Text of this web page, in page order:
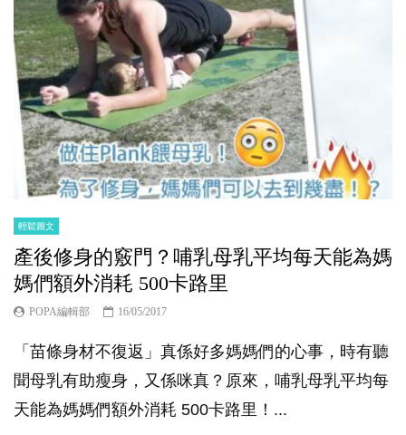
輕鬆圖文
產後修身的竅門？哺乳母乳平均每天能為媽
媽們額外消耗 500卡路里
POPA編輯部 16/05/2017
「苗條身材不復返」真係好多媽媽們的心事，時有聽
聞母乳有助瘦身，又係咪真？原來，哺乳母乳平均每
天能為媽媽們額外消耗 500卡路里！...